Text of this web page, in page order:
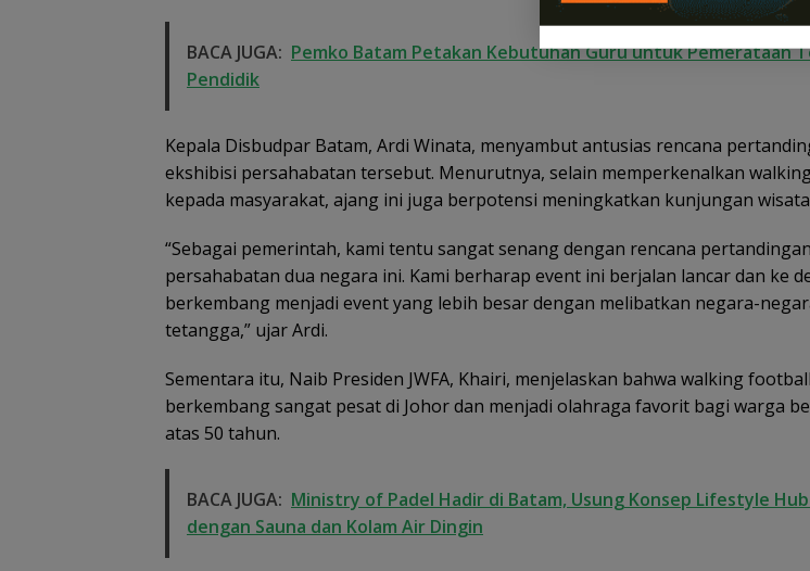
BACA JUGA: Pemko Batam Petakan Kebutuhan Guru untuk Pemerataan
Pendidik
Kepala Disbudpar Batam, Ardi Winata, menyambut antusias rencana
ekshibisi persahabatan tersebut. Menurutnya, selain memperkenalkan
kepada masyarakat, ajang ini juga berpotensi meningkatkan kunjungan
“Sebagai pemerintah, kami tentu sangat senang dengan rencana pertandingan
persahabatan dua negara ini. Kami berharap event ini berjalan lancar dan ke
berkembang menjadi event yang lebih besar dengan melibatkan negara-
tetangga,” ujar Ardi.
Sementara itu, Naib Presiden JWFA, Khairi, menjelaskan bahwa walking football
berkembang sangat pesat di Johor dan menjadi olahraga favorit bagi warga
atas 50 tahun.
BACA JUGA: Ministry of Padel Hadir di Batam, Usung Konsep Lifestyle
dengan Sauna dan Kolam Air Dingin
Dugaan Penipuan
Rekrutmen Calon
Lingga, Uang
Dikembalikan dan
Kekeluargaan
Demo di Jakarta,
ASPEK Desak Satgas
Hutan di Kabupaten
Lingga Akibat Kebun
ASPPI
Wisata